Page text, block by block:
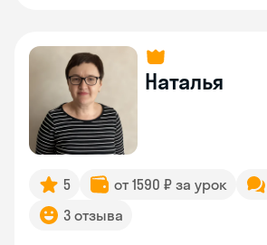
Наталья
5 от 1590 ₽ за урок
3 отзыва